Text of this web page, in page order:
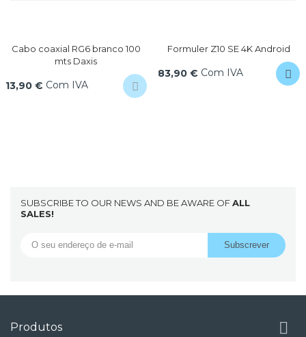
Cabo coaxial RG6 branco 100
mts Daxis
13,90 € Com IVA
Formuler Z10 SE 4K Android
83,90 € Com IVA
SUBSCRIBE TO OUR NEWS AND BE AWARE OFALL
SALES!
Produtos 